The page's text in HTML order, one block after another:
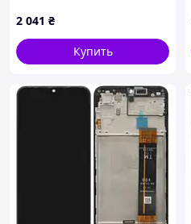
(черный OLED Small Glass)
2 041 ₴
Купить